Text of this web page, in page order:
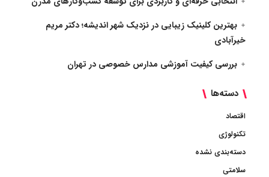
بهترین کلینیک زیبایی در نزدیک شهر اندیشه؛ دکتر مریم
خیرآبادی
بررسی کیفیت آموزشی مدارس خصوصی در تهران
دسته‌ها
اقتصاد
تکنولوژی
دسته‌بندی نشده
سلامتی